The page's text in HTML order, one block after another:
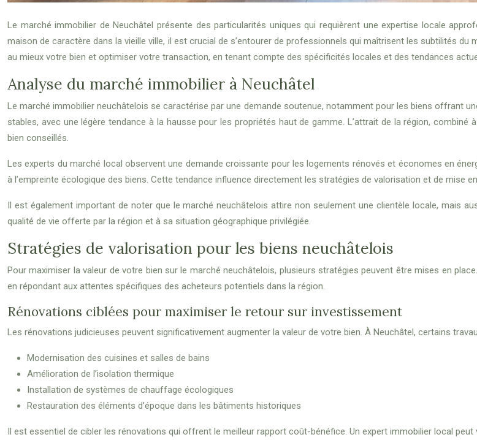
Le marché immobilier de Neuchâtel présente des particularités uniques qui requièrent une expertise locale
maison de caractère dans la vieille ville, il est crucial de s’entourer de professionnels qui maîtrisent les subtilités du
au mieux votre bien et optimiser votre transaction, en tenant compte des spécificités locales et des tendances
Analyse du marché immobilier à Neuchâtel
Le marché immobilier neuchâtelois se caractérise par une demande soutenue, notamment pour les biens offrant
stables, avec une légère tendance à la hausse pour les propriétés haut de gamme. L’attrait de la région,
bien conseillés.
Les experts du marché local observent une demande croissante pour les logements rénovés et économes en
à l’empreinte écologique des biens. Cette tendance influence directement les stratégies de valorisation et de mise
Il est également important de noter que le marché neuchâtelois attire non seulement une clientèle locale, mais
qualité de vie offerte par la région et à sa situation géographique privilégiée.
Stratégies de valorisation pour les biens neuchâtelois
Pour maximiser la valeur de votre bien sur le marché neuchâtelois, plusieurs stratégies peuvent être mises en
en répondant aux attentes spécifiques des acheteurs potentiels dans la région.
Rénovations ciblées pour maximiser le retour sur investissement
Les rénovations judicieuses peuvent significativement augmenter la valeur de votre bien. À Neuchâtel, certains
Modernisation des cuisines et salles de bains
Amélioration de l’isolation thermique
Installation de systèmes de chauffage écologiques
Restauration des éléments d’époque dans les bâtiments historiques
Il est essentiel de cibler les rénovations qui offrent le meilleur rapport coût-bénéfice. Un expert immobilier local